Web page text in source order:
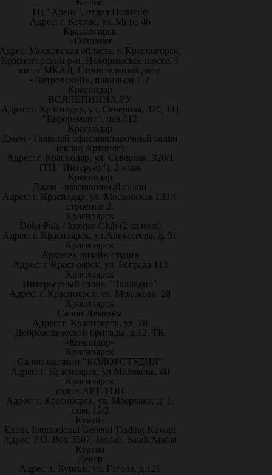
Котлас
ТЦ "Арена", отдел Позитиф
Адрес: г. Котлас, ул. Мира 46
Красногорск
FDPmaster
Московская область, г. Красногорск,
Красногорский р-н, Новорижское шоссе, 9
км от МКАД. Строительный двор
«Петровский», павильон Г-2
Краснодар
ВСЯЛЕПНИНА.РУ
Адрес: г. Краснодар, ул. Северная, 320, ТЦ
"Евроремонт", пав.112
Краснодар
Джем - Главный офис/выставочный салон
(склад Артполе)
Адрес: г. Краснодар, ул. Северная, 320/1
(ТЦ "Интерьер"), 2 этаж
Краснодар
Джем - выставочный салон
Адрес: г. Краснодар, ул. Московская 133/1
строение 2.
Красноярск
Doka Pola / Interior-Club (2 салона)
Адрес: г. Красноярск, ул.Алекссеева, д. 51
Красноярск
Архитек дизайн студия
Адрес: г. Красноярск, ул. Бограда 113
Красноярск
Интерьерный салон "Палладио"
Адрес: г. Красноярск, ул. Молокова, 28
Красноярск
Салон Декорум
Адрес: г. Красноярск, ул. 78
Добровольческой бригады, д.12, ТК
«Командор»
Красноярск
Салон-магазин "КОЛОРСТУДИЯ"
Адрес: г. Красноярск, ул.Молокова, 40
Красноярск
салон АРТ-ТОН
Адрес: г. Красноярск, ул. Маерчака, д. 1,
пом. 19/2
Кувейт
Exotic International General Trading Kuwait
Адрес: P.O. Box 3507, Jeddah, Saudi Arabia
Курган
Декор
Адрес: г. Курган, ул. Гоголя, д.128